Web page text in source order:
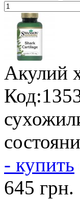
Акулий
- купить
645 грн.